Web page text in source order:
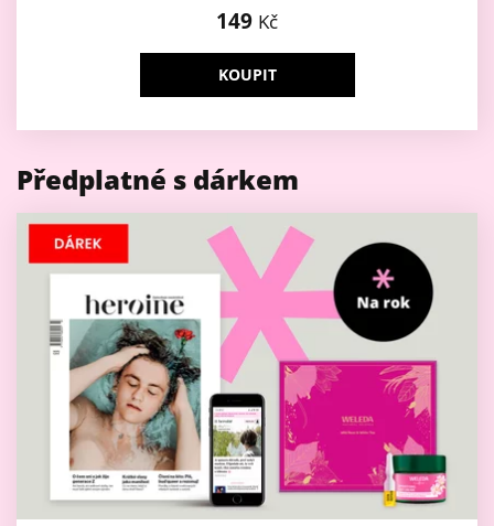
149 Kč
KOUPIT
Předplatné s dárkem